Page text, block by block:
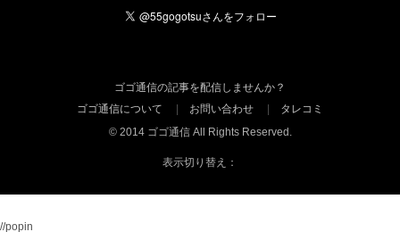
ゴゴ通信の記事を配信しませんか？
ゴゴ通信について
お問い合わせ
タレコミ
© 2014 ゴゴ通信 All Rights Reserved.
表示切り替え：
//popin